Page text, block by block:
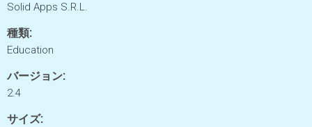
Solid Apps S.R.L.
種類:
Education
バージョン:
2.4
サイズ: